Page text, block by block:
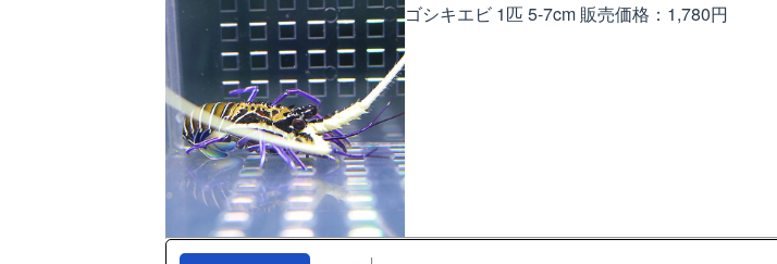
ゴシキエビ 1匹 5-7cm 販売価格：1,780円